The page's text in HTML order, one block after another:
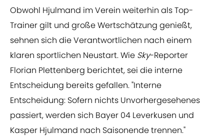
Obwohl Hjulmand im Verein weiterhin als Top-
Trainer gilt und große Wertschätzung genießt,
sehnen sich die Verantwortlichen nach einem
klaren sportlichen Neustart. Wie Sky-Reporter
Florian Plettenberg berichtet, sei die interne
Entscheidung bereits gefallen. "Interne
Entscheidung: Sofern nichts Unvorhergesehenes
passiert, werden sich Bayer 04 Leverkusen und
Kasper Hjulmand nach Saisonende trennen."